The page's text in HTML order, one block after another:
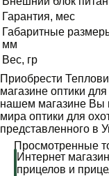
Гарантия, мес
Габаритные
мм
Вес, гр
Приобрести
магазине оптики
нашем магазине Вы
мира оптики для
представленного в
Просмотренные
Интернет
прицелов и